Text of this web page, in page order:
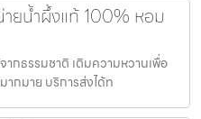
ยน้ำผึ้งแท้ 100% หอม
กธรรมชาติ เติมความหวานเพื่อ
ากมาย บริการส่งได้ท